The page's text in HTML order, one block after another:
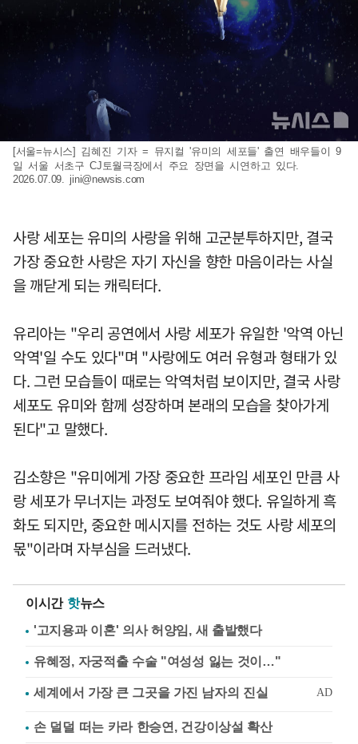
[서울=뉴시스] 김혜진 기자 = 뮤지컬 '유미의 세포들' 출연 배우들이 9
일 서울 서초구 CJ토월극장에서 주요 장면을 시연하고 있다.
2026.07.09. jini@newsis.com
사랑 세포는 유미의 사랑을 위해 고군분투하지만, 결국
가장 중요한 사랑은 자기 자신을 향한 마음이라는 사실
을 깨닫게 되는 캐릭터다.
유리아는 "우리 공연에서 사랑 세포가 유일한 '악역 아닌
악역'일 수도 있다"며 "사랑에도 여러 유형과 형태가 있
다. 그런 모습들이 때로는 악역처럼 보이지만, 결국 사랑
세포도 유미와 함께 성장하며 본래의 모습을 찾아가게
된다"고 말했다.
김소향은 "유미에게 가장 중요한 프라임 세포인 만큼 사
랑 세포가 무너지는 과정도 보여줘야 했다. 유일하게 흑
화도 되지만, 중요한 메시지를 전하는 것도 사랑 세포의
몫"이라며 자부심을 드러냈다.
이시간 핫뉴스
'고지용과 이혼' 의사 허양임, 새 출발했다
유혜정, 자궁적출 수술 "여성성 잃는 것이…"
손 덜덜 떠는 카라 한승연, 건강이상설 확산